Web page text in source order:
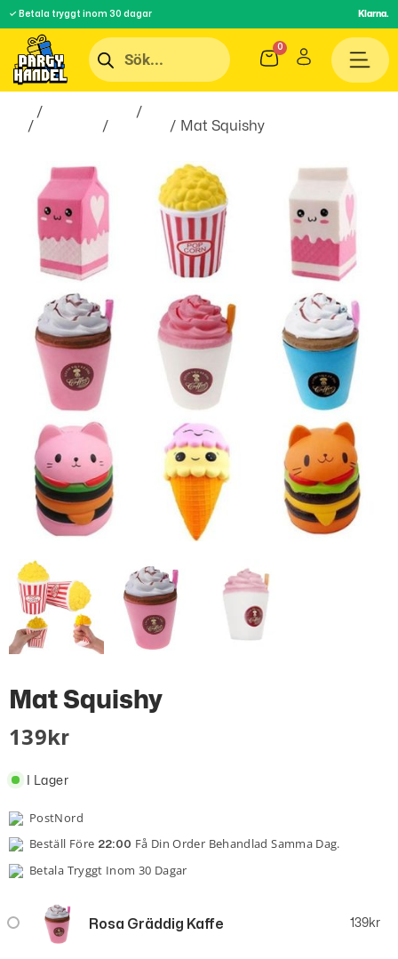
✓ Betala tryggt inom 30 dagar Klarna.
/ /
/ / / Mat Squishy
Mat Squishy
139 Kr
I Lager
PostNord
Beställ Före 22:00 Få Din Order Behandlad Samma Dag.
Betala Tryggt Inom 30 Dagar
Rosa Gräddig Kaffe 139kr